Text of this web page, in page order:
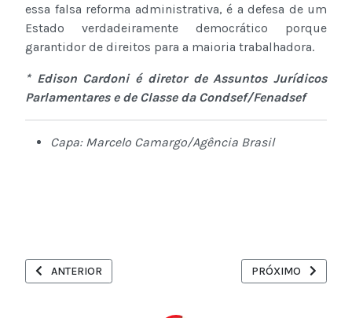
essa falsa reforma administrativa, é a defesa de um
Estado verdadeiramente democrático porque
garantidor de direitos para a maioria trabalhadora.
* Edison Cardoni é diretor de Assuntos Jurídicos
Parlamentares e de Classe da Condsef/Fenadsef
Capa: Marcelo Camargo/Agência Brasil
ARTIGO ANTERIOR: ENTRE O SINDICALISMO CLASSISTA E O
ANTERIOR PRÓXIMO ARTIGO:
PRÓXIMO